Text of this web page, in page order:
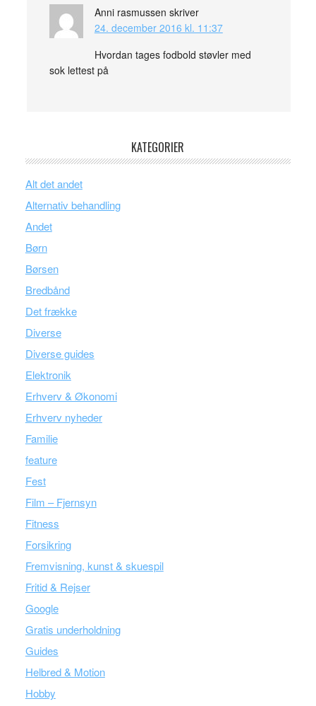
Anni rasmussen skriver
24. december 2016 kl. 11:37
Hvordan tages fodbold støvler med
sok lettest på
KATEGORIER
Alt det andet
Alternativ behandling
Andet
Børn
Børsen
Bredbånd
Det frække
Diverse
Diverse guides
Elektronik
Erhverv & Økonomi
Erhverv nyheder
Familie
feature
Fest
Film – Fjernsyn
Fitness
Forsikring
Fremvisning, kunst & skuespil
Fritid & Rejser
Google
Gratis underholdning
Guides
Helbred & Motion
Hobby